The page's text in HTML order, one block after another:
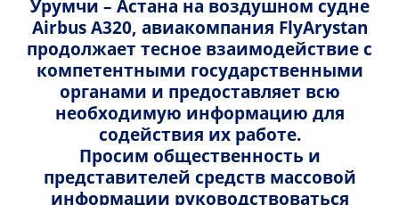
Урумчи – Астана на воздушном судне
Airbus A320, авиакомпания FlyArystan
продолжает тесное взаимодействие с
компетентными государственными
органами и предоставляет всю
необходимую информацию для
содействия их работе.
Просим общественность и
представителей средств массовой
информации руководствоваться
Семей
Костанай
Кызылорда
Актау
Атырау
Уральск
Турция